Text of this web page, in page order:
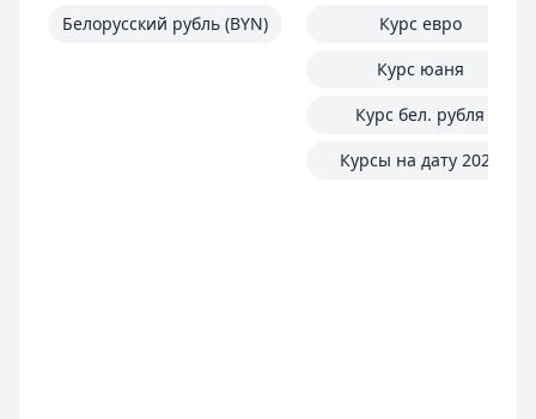
Рейтинг:4.7
Белорусский рубль (BYN)
Курс евро
Курс юаня
Курс бел. рубля
Курсы на дату 2025